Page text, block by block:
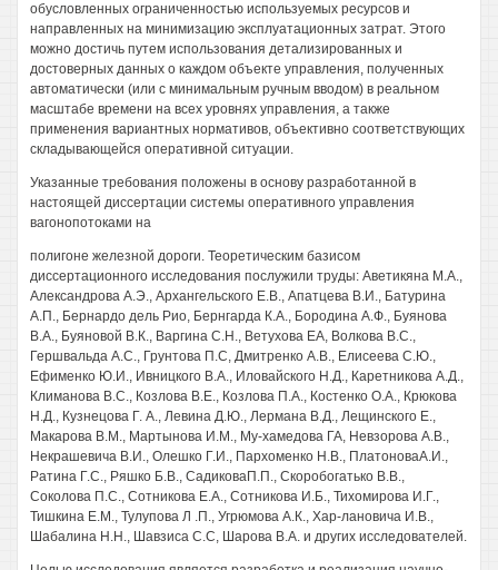
обусловленных ограниченностью используемых ресурсов и
направленных на минимизацию эксплуатационных затрат. Этого
можно достичь путем использования детализированных и
достоверных данных о каждом объекте управления, полученных
автоматически (или с минимальным ручным вводом) в реальном
масштабе времени на всех уровнях управления, а также
применения вариантных нормативов, объективно соответствующих
складывающейся оперативной ситуации.
Указанные требования положены в основу разработанной в
настоящей диссертации системы оперативного управления
вагонопотоками на
полигоне железной дороги. Теоретическим базисом
диссертационного исследования послужили труды: Аветикяна М.А.,
Александрова А.Э., Архангельского Е.В., Апатцева В.И., Батурина
А.П., Бернардо дель Рио, Бернгарда К.А., Бородина А.Ф., Буянова
В.А., Буяновой В.К., Варгина С.Н., Ветухова ЕА, Волкова B.C.,
Гершвальда А.С., Грунтова П.С, Дмитренко А.В., Елисеева С.Ю.,
Ефименко Ю.И., Ивницкого В.А., Иловайского Н.Д., Каретникова А.Д.,
Климанова B.C., Козлова В.Е., Козлова П.А., Костенко О.А., Крюкова
Н.Д., Кузнецова Г. А., Левина Д.Ю., Лермана В.Д., Лещинского Е.,
Макарова В.М., Мартынова И.М., Му-хамедова ГА, Невзорова А.В.,
Некрашевича В.И., Олешко Г.И., Пархоменко Н.В., ПлатоноваА.И.,
Ратина Г.С., Ряшко Б.В., СадиковаП.П., Скоробогатько В.В.,
Соколова П.С., Сотникова Е.А., Сотникова И.Б., Тихомирова И.Г.,
Тишкина Е.М., Тулупова Л .П., Угрюмова А.К., Хар-лановича И.В.,
Шабалина Н.Н., Шавзиса С.С, Шарова В.А. и других исследователей.